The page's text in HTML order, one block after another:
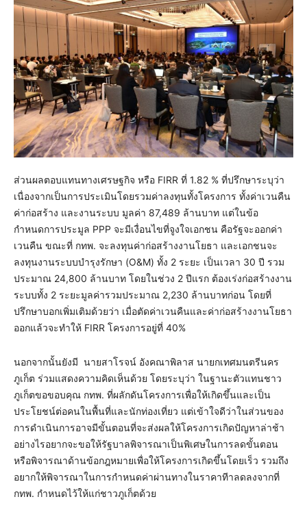
ส่วนผลตอบแทนทางเศรษฐกิจ หรือ FIRR ที่ 1.82 % ที่ปรึกษาระบุว่า
เนื่องจากเป็นการประเมินโดยรวมค่าลงทุนทั้งโครงการ ทั้งค่าเวนคืน
ค่าก่อสร้าง และงานระบบ มูลค่า 87,489 ล้านบาท แต่ในข้อ
กำหนดการประมูล PPP จะมีเงื่อนไขที่จูงใจเอกชน คือรัฐจะออกค่า
เวนคืน ขณะที่ กทพ. จะลงทุนค่าก่อสร้างงานโยธา และเอกชนจะ
ลงทุนงานระบบบำรุงรักษา (O&M) ทั้ง 2 ระยะ เป็นเวลา 30 ปี รวม
ประมาณ 24,800 ล้านบาท โดยในช่วง 2 ปีแรก ต้องเร่งก่อสร้างงาน
ระบบทั้ง 2 ระยะมูลค่ารวมประมาณ 2,230 ล้านบาทก่อน โดยที่
ปรึกษาบอกเพิ่มเติมด้วยว่า เมื่อตัดค่าเวนคืนและค่าก่อสร้างงานโยธา
ออกแล้วจะทำให้ FIRR โครงการอยู่ที่ 40%
นอกจากนั้นยังมี นายสาโรจน์ อังคณาพิลาส นายกเทศมนตรีนคร
ภูเก็ต ร่วมแสดงความคิดเห็นด้วย โดยระบุว่า ในฐานะตัวแทนชาว
ภูเก็ตขอขอบคุณ กทพ. ที่ผลักดันโครงการเพื่อให้เกิดขึ้นและเป็น
ประโยชน์ต่อคนในพื้นที่และนักท่องเที่ยว แต่เข้าใจดีว่าในส่วนของ
การดำเนินการอาจมีขั้นตอนที่จะส่งผลให้โครงการเกิดปัญหาล่าช้า
อย่างไรอยากจะขอให้รัฐบาลพิจารณาเป็นพิเศษในการลดขั้นตอน
หรือพิจารณาด้านข้อกฎหมายเพื่อให้โครงการเกิดขึ้นโดยเร็ว รวมถึง
อยากให้พิจารณาในการกำหนดค่าผ่านทางในราคาทีาลดลงจากที่
กทพ. กำหนดไว้ให้แก่ชาวภูเก็ตด้วย